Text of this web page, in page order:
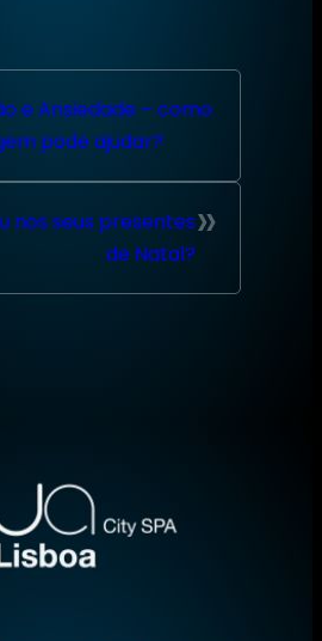
e Ansiedade – como
pode ajudar?
»
nos seus presentes
de Natal?